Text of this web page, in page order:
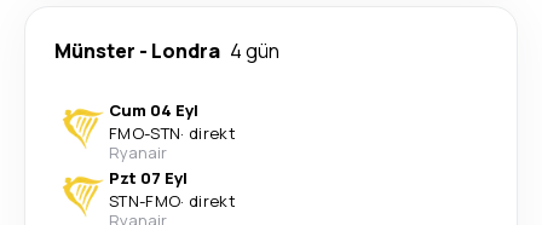
Münster - Londra 4 gün
Cum 04 Eyl
FMO-STN· direkt
Ryanair
Pzt 07 Eyl
STN-FMO· direkt
Ryanair